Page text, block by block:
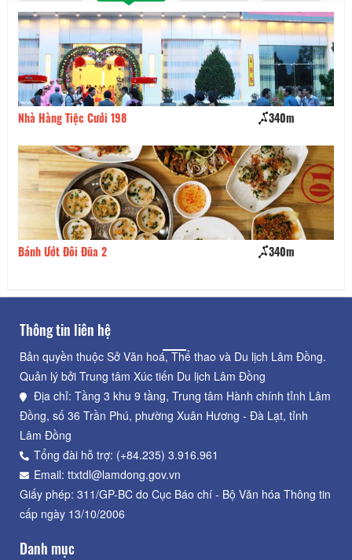
Nhà Hàng Tiệc Cưới 198 340m
Bánh Ướt Đôi Đũa 2 340m
Thông tin liên hệ
Bản quyền thuộc Sở Văn hoá, Thể thao và Du lịch Lâm Đồng.
Quản lý bởi Trung tâm Xúc tiến Du lịch Lâm Đồng
Địa chỉ: Tầng 3 khu 9 tầng, Trung tâm Hành chính tỉnh Lâm
Đồng, số 36 Trần Phú, phường Xuân Hương - Đà Lạt, tỉnh
Lâm Đồng
Tổng đài hỗ trợ: (+84.235) 3.916.961
Email: ttxtdl@lamdong.gov.vn
Giấy phép: 311/GP-BC do Cục Báo chí - Bộ Văn hóa Thông tin
cấp ngày 13/10/2006
Danh mục